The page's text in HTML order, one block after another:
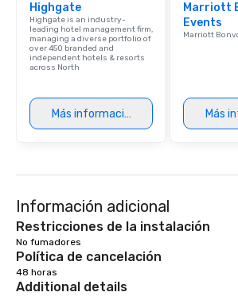
Highgate
Highgate is an industry-
leading hotel management firm,
managing a diverse portfolio of
over 450 branded and
independent hotels & resorts
across North
Más información
Marriott
Events
Marriott
Más
Información adicional
Restricciones de la instalación
No fumadores
Política de cancelación
48 horas
Additional details